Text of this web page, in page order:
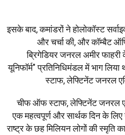
इसके बाद, कमांडरों ने होलोकॉस्ट
और चर्चा की, और कॉम्बैट
ब्रिगेडियर जनरल अमीर
यूनिफॉर्म" प्रतिनिधिमंडल में भाग
स्टाफ, लेफ्टिनेंट जनरल
चीफ ऑफ स्टाफ, लेफ्टिनेंट जनरल
एक महत्वपूर्ण और सार्थक दिन के लिए
राष्ट्र के छह मिलियन लोगों की स्मृति